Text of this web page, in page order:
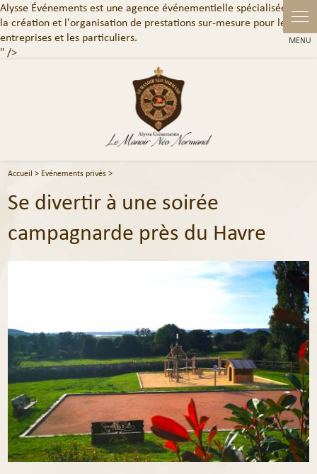
Alysse Événements est une agence événementielle spécialisée dans
la création et l'organisation de prestations sur-mesure pour les
entreprises et les particuliers.
" />
Accueil > Evénements privés>
Se divertir à une soirée
campagnarde près du Havre
Panneau de gestion des cookies